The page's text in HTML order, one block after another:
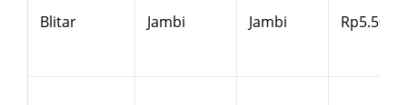
Blitar Jambi Jambi Rp5.500